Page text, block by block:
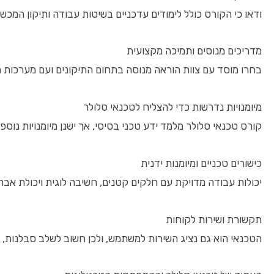
ודאו כי הקורס כולל לימודים עדכניים בשיטות עבודה ותיקון
מדריכים מנוסים ותמיכה מקצועית
בחרו מוסד עם צוות הוראה מנוסה בתחום התיקונים ועם
מיומנויות נדרשות כדי להצליח לטכנאי סלולר
קורס טכנאי סלולר מלמד ידע טכני בסיסי, אך ישנן מיומנויות
כישורים טכניים ומיומנות ידנית
יכולות עבודה מדויקת עם חלקים קטנים, חשיבה לוגית ויכולת
תקשורת ושירות לקוחות
הטכנאי הוא גם נציג השירות למשתמש, ולכן חשוב לשלב